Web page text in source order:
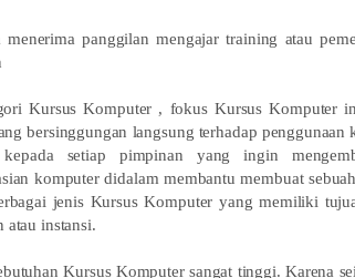
panggilan mengajar training atau
Kursus Komputer , fokus Kursus Komputer
bersinggungan langsung terhadap
setiap pimpinan yang ingin
komputer didalam membantu membuat
jenis Kursus Komputer yang memiliki
atau instansi.
Kursus Komputer sangat tinggi. Karena